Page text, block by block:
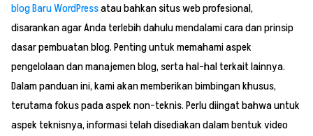
blog Baru WordPressatau bahkan situs web profesional,
disarankan agar Anda terlebih dahulu mendalami cara dan prinsip
dasar pembuatan blog. Penting untuk memahami aspek
pengelolaan dan manajemen blog, serta hal-hal terkait lainnya.
Dalam panduan ini, kami akan memberikan bimbingan khusus,
terutama fokus pada aspek non-teknis. Perlu diingat bahwa untuk
aspek teknisnya, informasi telah disediakan dalam bentuk video